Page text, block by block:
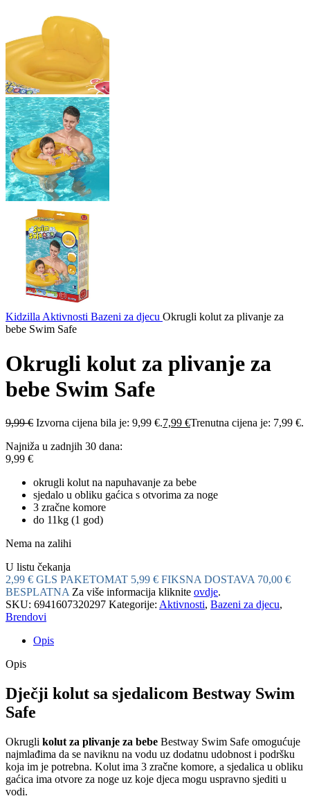
Kidzilla Aktivnosti Bazeni za djecu Okrugli kolut za plivanje za
bebe Swim Safe
Okrugli kolut za plivanje za
bebe Swim Safe
9,99€ Izvorna cijena bila je: 9,99 €.7,99 €Trenutna cijena je: 7,99 €.
Najniža u zadnjih 30 dana:
9,99 €
okrugli kolut na napuhavanje za bebe
sjedalo u obliku gaćica s otvorima za noge
3 zračne komore
do 11kg (1 god)
Nema na zalihi
U listu čekanja
2,99 € GLS PAKETOMAT 5,99 € FIKSNA DOSTAVA 70,00 €
BESPLATNA Za više informacija kliknite ovdje.
SKU: 6941607320297 Kategorije: Aktivnosti, Bazeni za djecu,
Brendovi
Opis
Opis
Dječji kolut sa sjedalicom Bestway Swim
Safe
Okrugli kolut za plivanje za bebe Bestway Swim Safe omogućuje
najmlađima da se naviknu na vodu uz dodatnu udobnost i podršku
koja im je potrebna. Kolut ima 3 zračne komore, a sjedalica u obliku
gaćica ima otvore za noge uz koje djeca mogu uspravno sjediti u
vodi.